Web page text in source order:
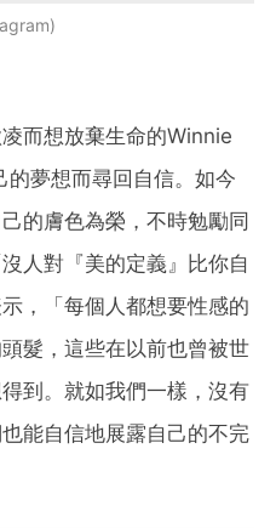
而想放棄生命的Winnie
夢想而尋回自信。如今
的膚色為榮，不時勉勵同
人對『美的定義』比你自
，「每個人都想要性感的
髮，這些在以前也曾被世
到。就如我們一樣，沒有
能自信地展露自己的不完